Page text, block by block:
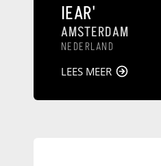
IEAR'
AMSTERDAM
NEDERLAND
LEES MEER